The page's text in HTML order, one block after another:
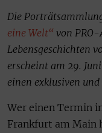
Die
eine Welt“ von
Lebensgeschichten
erscheint am 29.
einen exklusiven
Wer einen Termin
Frankfurt am Main